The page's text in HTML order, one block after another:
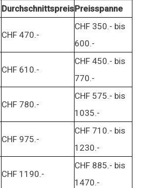
DurchschnittspreisPreisspanne
CHF 470.-
CHF 350.- bis
600.-
CHF 610.-
CHF 450.- bis
770.-
CHF 780.-
CHF 575.- bis
1035.-
CHF 975.-
CHF 710.- bis
1230.-
CHF 1190.-
CHF 885.- bis
1470.-